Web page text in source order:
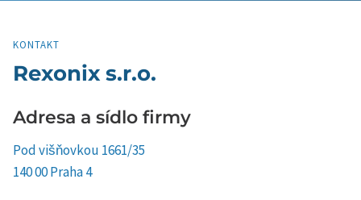
KONTAKT
Rexonix s.r.o.
Adresa a sídlo firmy
Pod višňovkou 1661/35
140 00 Praha 4